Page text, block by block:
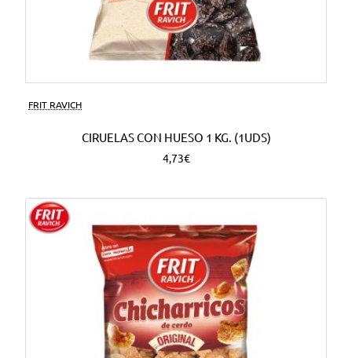
FRIT RAVICH
CIRUELAS CON HUESO 1 KG. (1UDS)
4,73€